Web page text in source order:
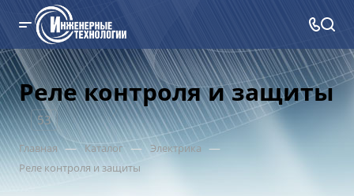
Реле контроля и защиты
53
Главная — Каталог — Электрика —
Реле контроля и защиты